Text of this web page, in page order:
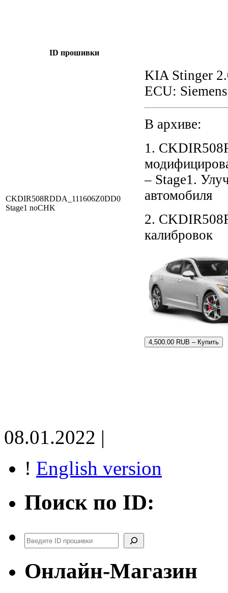
ID прошивки
CKDIR508RDDA_111606Z0DD0
Stage1 noCHK
KIA Stinger
ECU:
В архиве:
1.
– Stage1.
автомобиля
2.
калибровок
4,500.00 RUB – Купить
08.01.2022 |
! English version
Поиск по ID:
Поиск
Онлайн-Магазин